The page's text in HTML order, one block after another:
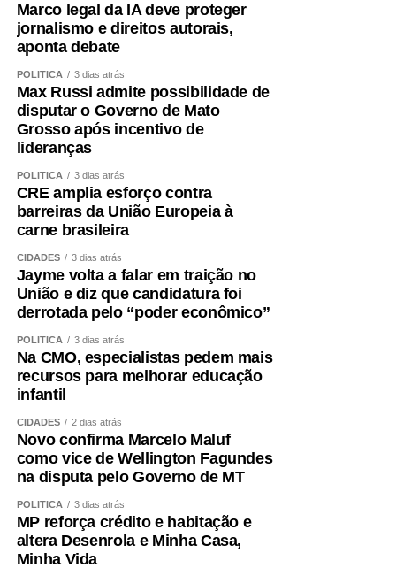
Marco legal da IA deve proteger
jornalismo e direitos autorais,
aponta debate
POLÍTICA 3 dias atrás
Max Russi admite possibilidade de
disputar o Governo de Mato
Grosso após incentivo de
lideranças
POLÍTICA 3 dias atrás
CRE amplia esforço contra
barreiras da União Europeia à
carne brasileira
CIDADES 3 dias atrás
Jayme volta a falar em traição no
União e diz que candidatura foi
derrotada pelo “poder econômico”
POLÍTICA 3 dias atrás
Na CMO, especialistas pedem mais
recursos para melhorar educação
infantil
CIDADES 2 dias atrás
Novo confirma Marcelo Maluf
como vice de Wellington Fagundes
na disputa pelo Governo de MT
POLÍTICA 3 dias atrás
MP reforça crédito e habitação e
altera Desenrola e Minha Casa,
Minha Vida